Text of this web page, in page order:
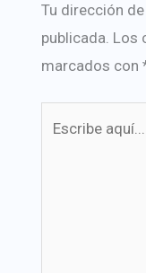
Tu dirección
publicada. Los
marcados con